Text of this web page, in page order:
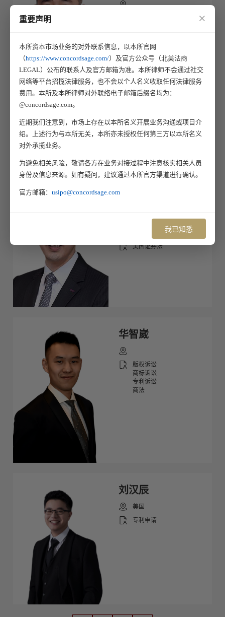
重要声明 ×
本所资本市场业务的对外联系信息，以本所官网
（https://www.concordsage.com/）及官方公众号（北美法商
LEGAL）公布的联系人及官方邮箱为准。本所律师不会通过社交
网络等平台招揽法律服务，也不会以个人名义收取任何法律服务
费用。本所及本所律师对外联络电子邮箱后缀名均为：
@concordsage.com。
近期我们注意到，市场上存在以本所名义开展业务沟通或项目介
绍。上述行为与本所无关，本所亦未授权任何第三方以本所名义
对外承揽业务。
为避免相关风险，敬请各方在业务对接过程中注意核实相关人员
身份及信息来源。如有疑问，建议通过本所官方渠道进行确认。
官方邮箱： usipo@concordsage.com
我已知悉
李贞
商标诉讼
商标申请
美国证券法
华智崴
版权诉讼
商标诉讼
专利诉讼
商法
刘汉辰
美国
专利申请